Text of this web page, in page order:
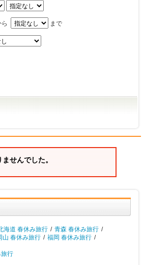
まで
せんでした。
海道 春休み旅行 / 青森 春休み旅行 /
山 春休み旅行 / 福岡 春休み旅行 /
行